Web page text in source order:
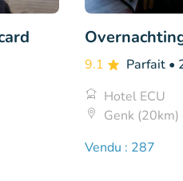
9.1 Parfait •
Hotel ECU
Genk (20km)
Vendu : 287